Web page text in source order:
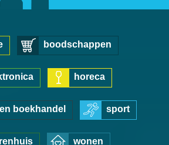
boodschappen
horeca
boekhandel sport
wonen